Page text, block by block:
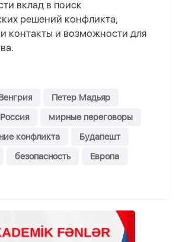
вклад в поиск
решений конфликта,
контакты и возможности для
Петер Мадьяр
Россия
мирные переговоры
конфликта
Будапешт
безопасность
Европа